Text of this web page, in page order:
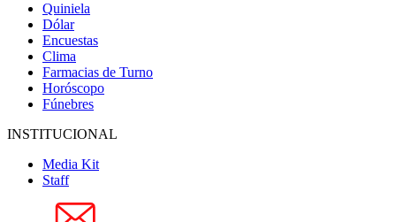
Quiniela
Dólar
Encuestas
Clima
Farmacias de Turno
Horóscopo
Fúnebres
INSTITUCIONAL
Media Kit
Staff